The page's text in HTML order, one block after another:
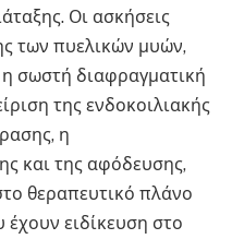
Οι ασκήσεις
των πυελικών μυών,
σωστή διαφραγματική
της ενδοκοιλιακής
η
και της αφόδευσης,
θεραπευτικό πλάνο
ειδίκευση στο